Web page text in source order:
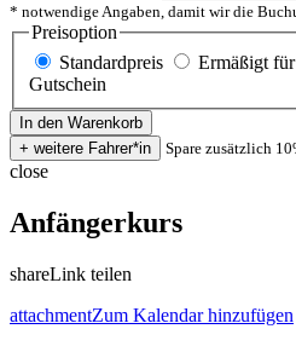
* notwendige Angaben, damit wir die
Preisoption
Standardpreis
Ermäßigt
Gutschein
Spare zusätzlich
close
Anfängerkurs
shareLink teilen
attachmentZum Kalendar hinzufügen